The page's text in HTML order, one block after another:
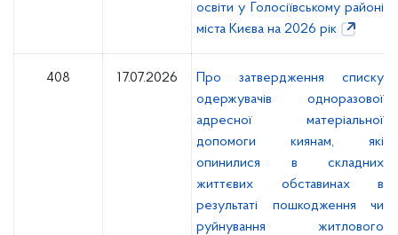
освіти у Голосіївському районі
міста Києва на 2026 рік
408 17.07.2026
Про затвердження списку
одержувачів одноразової
адресної матеріальної
допомоги киянам, які
опинилися в складних
життєвих обставинах в
результаті пошкодження чи
руйнування житлового